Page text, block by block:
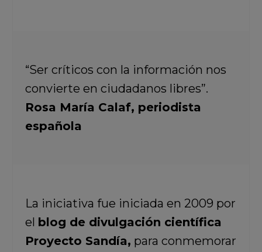
“Ser críticos con la información nos
convierte en ciudadanos libres”.
Rosa María Calaf, periodista
española
La iniciativa fue iniciada en 2009 por
el blog de divulgación científica
Proyecto Sandía, para conmemorar